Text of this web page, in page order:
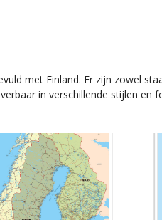
met Finland. Er zijn zowel
in verschillende stijlen en